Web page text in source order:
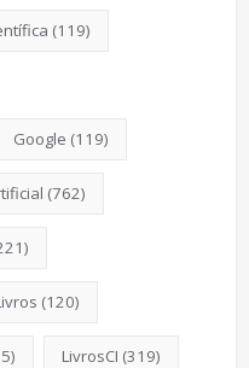
(119)
Google (119)
(762)
(120)
LivrosCI (319)